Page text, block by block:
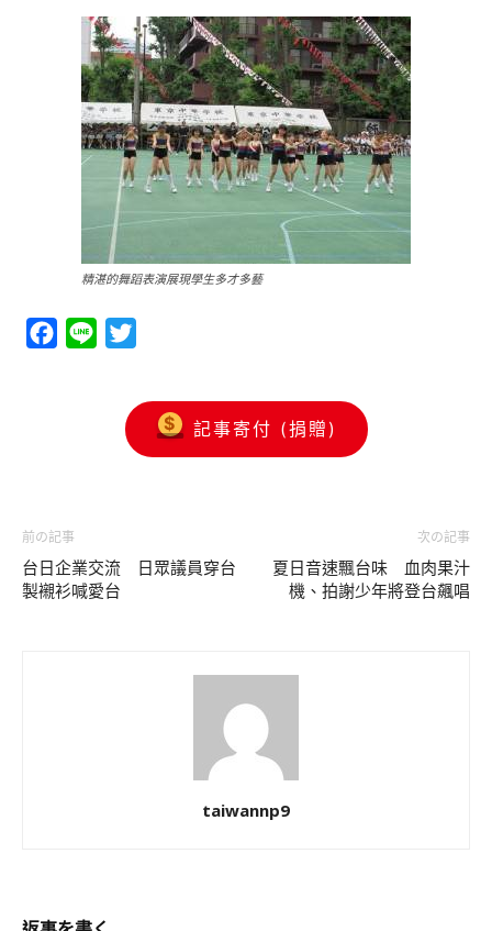
精湛的舞蹈表演展現學生多才多藝
Facebook
Line
記事寄付 (捐贈)
前の記事
台日企業交流 日眾議員穿台
製襯衫喊愛台
次の記事
夏日音速飄台味 血肉果汁
機、拍謝少年將登台飆唱
taiwannp9